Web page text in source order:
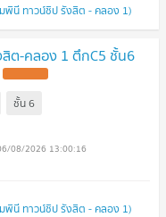
พินี ทาวน์ชิป รังสิต - คลอง 1)
ต-คลอง 1 ตึกC5 ชั้น6
ชั้น6
08/2026 13:00:16
พินี ทาวน์ชิป รังสิต - คลอง 1)